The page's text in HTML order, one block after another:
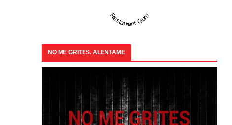
Restaurant Guru
NO ME GRITES. ALENTAME